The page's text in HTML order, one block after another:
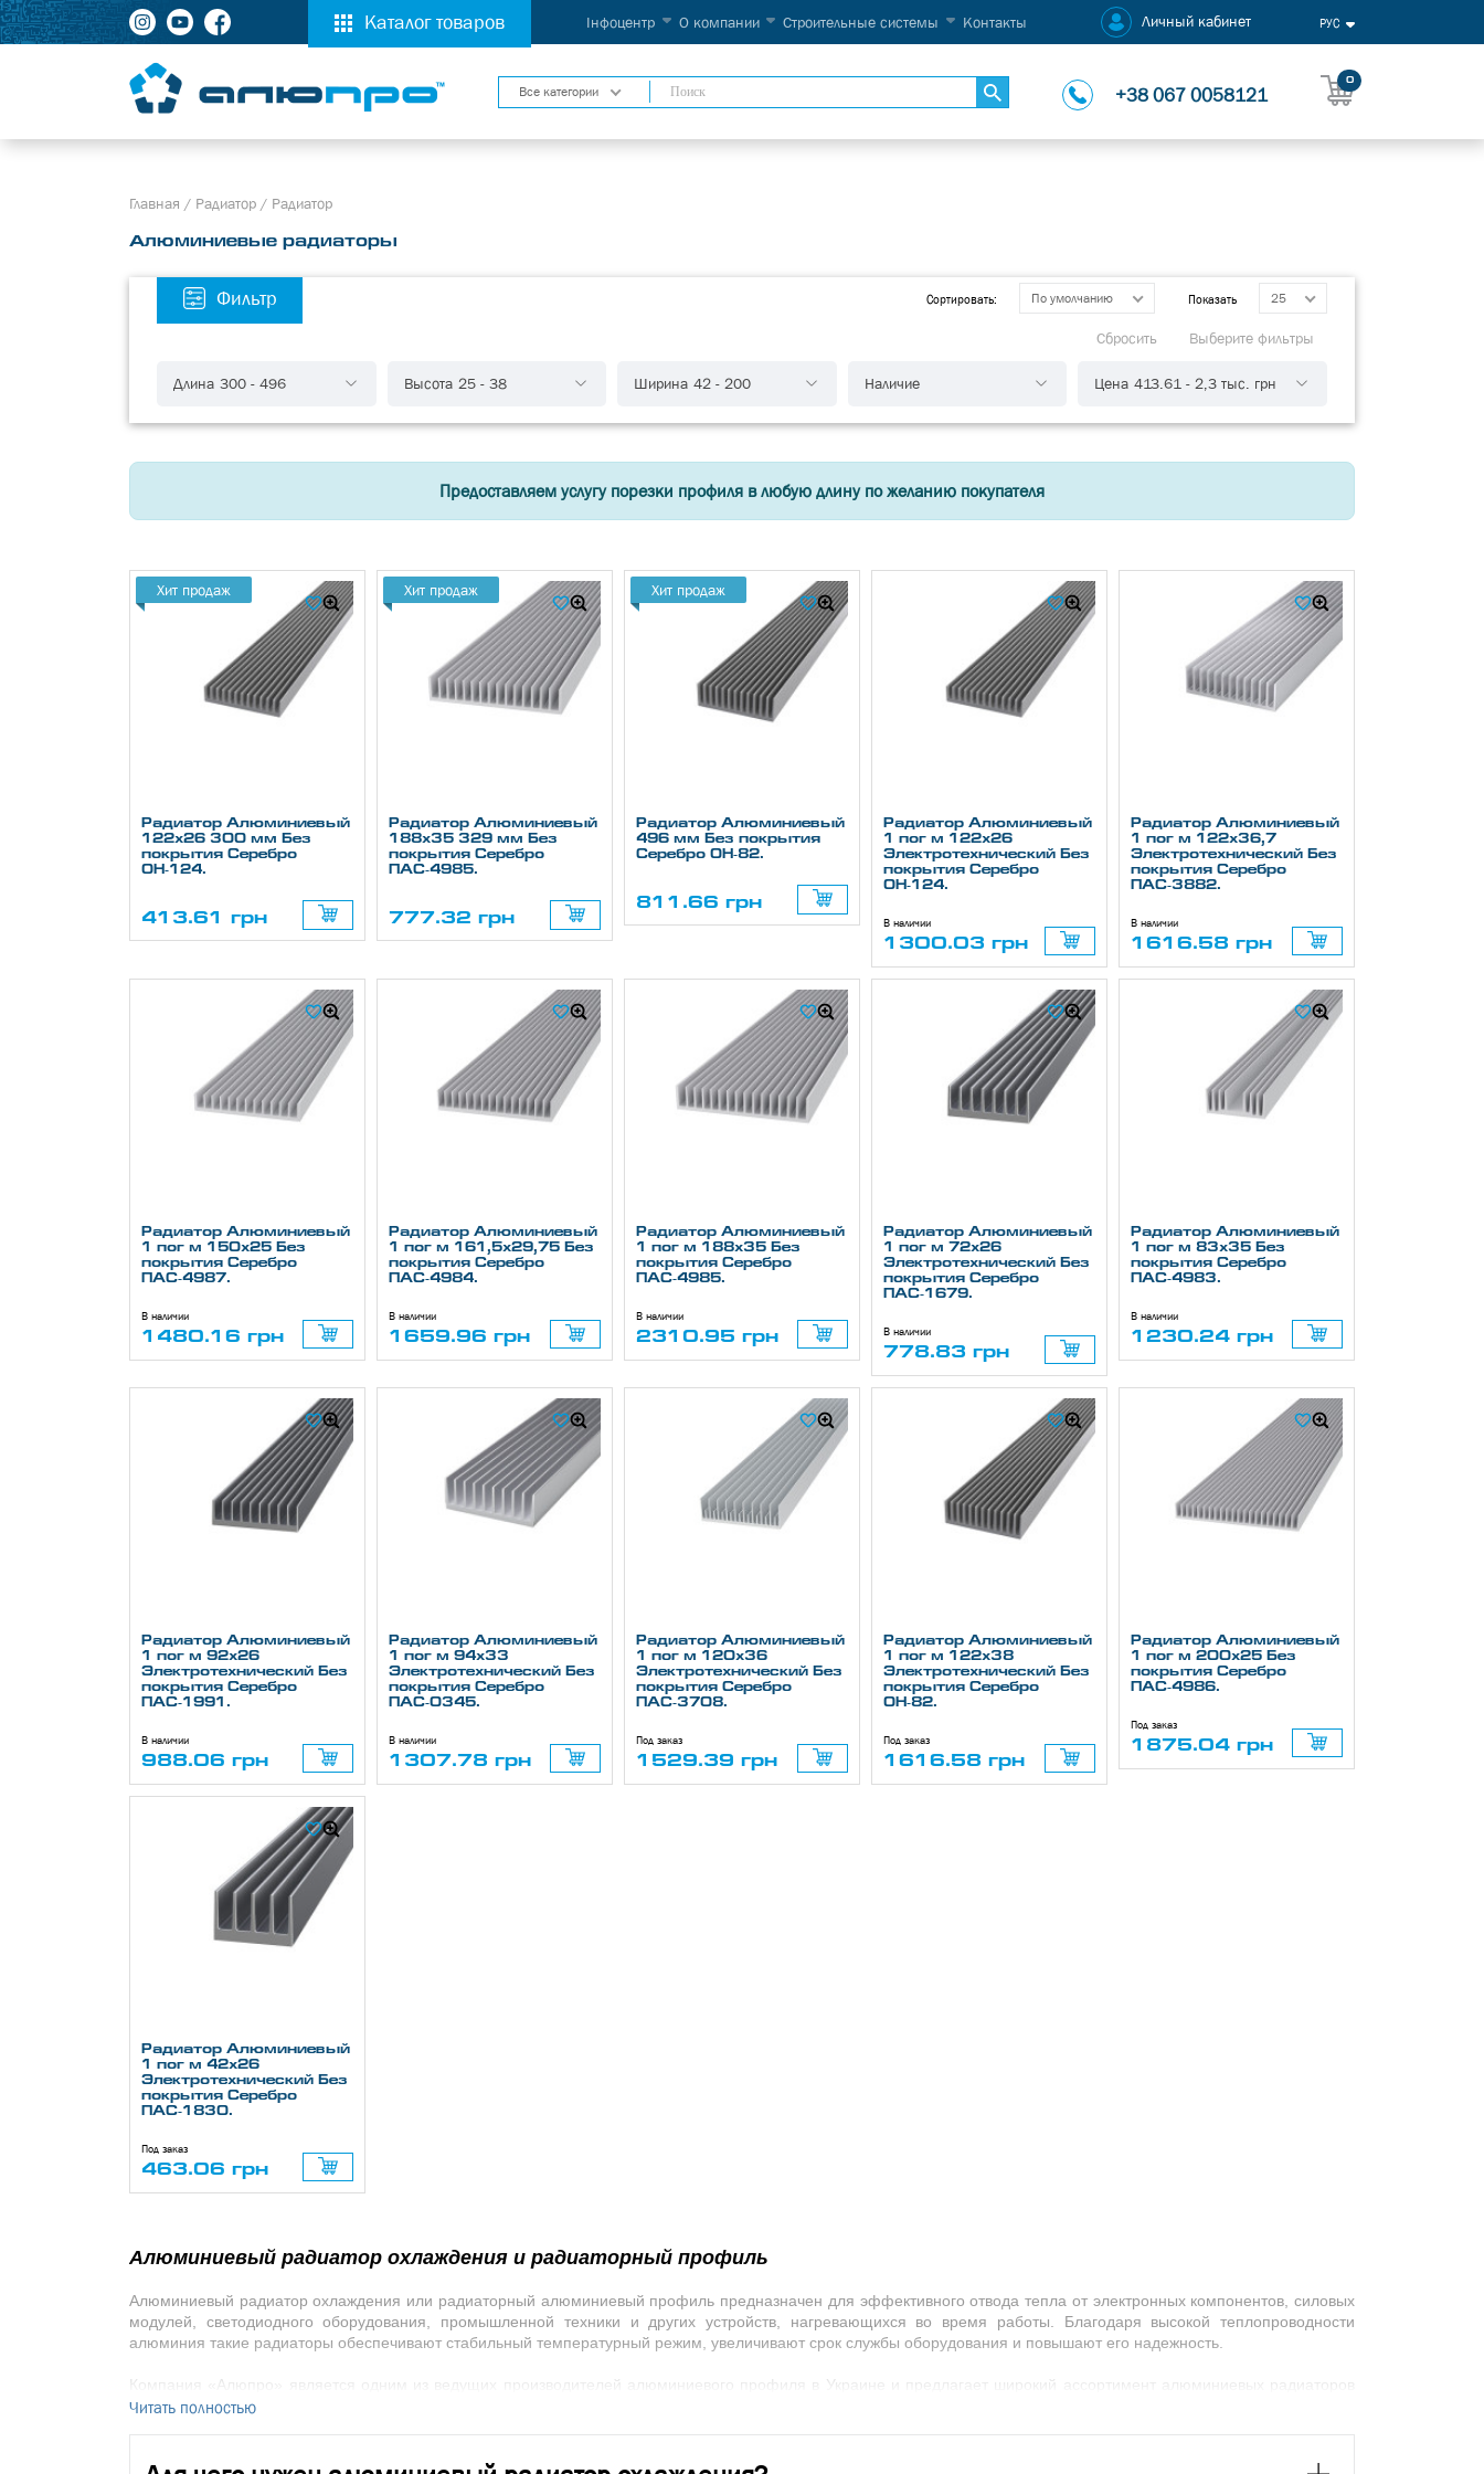
Каталог товаров Інфоцентр О компании Строительные системы Контакты Личный кабинет РУС
Все категории +38 067 0058121
0
Главная / Радиатор / Радиатор
Алюминиевые радиаторы
Фильтр Сортировать: По умолчанию Показать 25
Сбросить Выберите фильтры
300 - 496
Длина 25- 38
Высота 42 -200
Ширина Наличие 413.61 -2,3 тыс. грн
Цена
Предоставляем услугу порезки профиля в любую длину по желанию покупателя
Хит продаж
Радиатор Алюминиевый
122х26 300 мм Без
покрытия Серебро
ОН-124.
413.61 грн
Хит продаж
Радиатор Алюминиевый
188х35 329 мм Без
покрытия Серебро
ПАС-4985.
777.32 грн
Хит продаж
Радиатор Алюминиевый
496 мм Без покрытия
Серебро ОН-82.
811.66 грн
Радиатор Алюминиевый
1 пог м 122х26
Электротехнический Без
покрытия Серебро
ОН-124.
В наличии
1300.03 грн
Радиатор Алюминиевый
1 пог м 122х36,7
Электротехнический Без
покрытия Серебро
ПАС-3882.
В наличии
1616.58 грн
Радиатор Алюминиевый
1 пог м 150х25 Без
покрытия Серебро
ПАС-4987.
В наличии
1480.16 грн
Радиатор Алюминиевый
1 пог м 161,5х29,75 Без
покрытия Серебро
ПАС-4984.
В наличии
1659.96 грн
Радиатор Алюминиевый
1 пог м 188х35 Без
покрытия Серебро
ПАС-4985.
В наличии
2310.95 грн
Радиатор Алюминиевый
1 пог м 72х26
Электротехнический Без
покрытия Серебро
ПАС-1679.
В наличии
778.83 грн
Радиатор Алюминиевый
1 пог м 83х35 Без
покрытия Серебро
ПАС-4983.
В наличии
1230.24 грн
Радиатор Алюминиевый
1 пог м 92х26
Электротехнический Без
покрытия Серебро
ПАС-1991.
В наличии
988.06 грн
Радиатор Алюминиевый
1 пог м 94х33
Электротехнический Без
покрытия Серебро
ПАС-0345.
В наличии
1307.78 грн
Радиатор Алюминиевый
1 пог м 120х36
Электротехнический Без
покрытия Серебро
ПАС-3708.
Под заказ
1529.39 грн
Радиатор Алюминиевый
1 пог м 122х38
Электротехнический Без
покрытия Серебро
ОН-82.
Под заказ
1616.58 грн
Радиатор Алюминиевый
1 пог м 200х25 Без
покрытия Серебро
ПАС-4986.
Под заказ
1875.04 грн
Радиатор Алюминиевый
1 пог м 42х26
Электротехнический Без
покрытия Серебро
ПАС-1830.
Под заказ
463.06 грн
Алюминиевый радиатор охлаждения и радиаторный профиль
Алюминиевый радиатор охлаждения или радиаторный алюминиевый профиль предназначен для эффективного отвода тепла от электронных компонентов, силовых
модулей, светодиодного оборудования, промышленной техники и других устройств, нагревающихся во время работы. Благодаря высокой теплопроводности
алюминия такие радиаторы обеспечивают стабильный температурный режим, увеличивают срок службы оборудования и повышают его надежность.
Компания «Алюпро» является одним из ведущих производителей алюминиевого профиля в Украине и предлагает широкий ассортимент
различных размеров и конфигураций. В каталоге представлены стандартные радиаторные профили, а также изделия, изготовленные по индивидуальным чертежам с
Радиаторный профильпредставляет собой экструдированный алюминиевый профиль с системой ребер, увеличивающих площадь теплообмена. Такая конструкция
Читать полностью